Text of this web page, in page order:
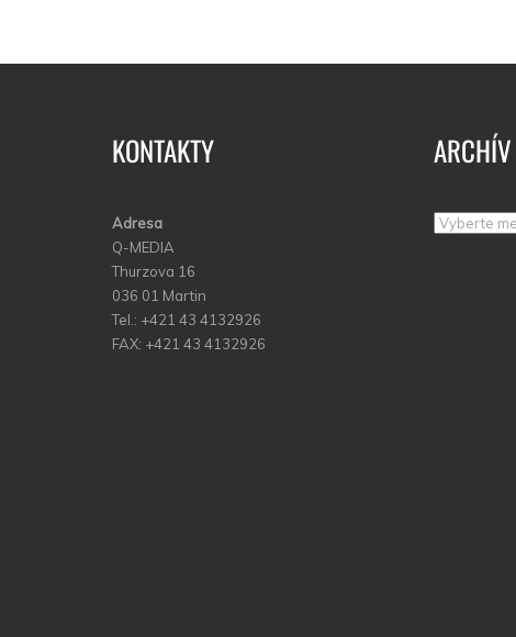
KONTAKTY
Adresa
Q-MEDIA
Thurzova 16
036 01 Martin
Tel.: +421 43 4132926
FAX: +421 43 4132926
ARCHÍV
Archív